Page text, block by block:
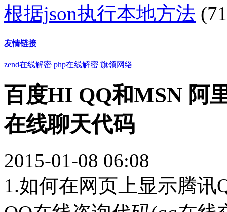
根据json执行本地方法
友情链接
zend在线解密 php在线解密 旗领网络
百度HI QQ和MSN 阿
在线聊天代码
2015-01-08 06:08
1.如何在网页上显示腾讯